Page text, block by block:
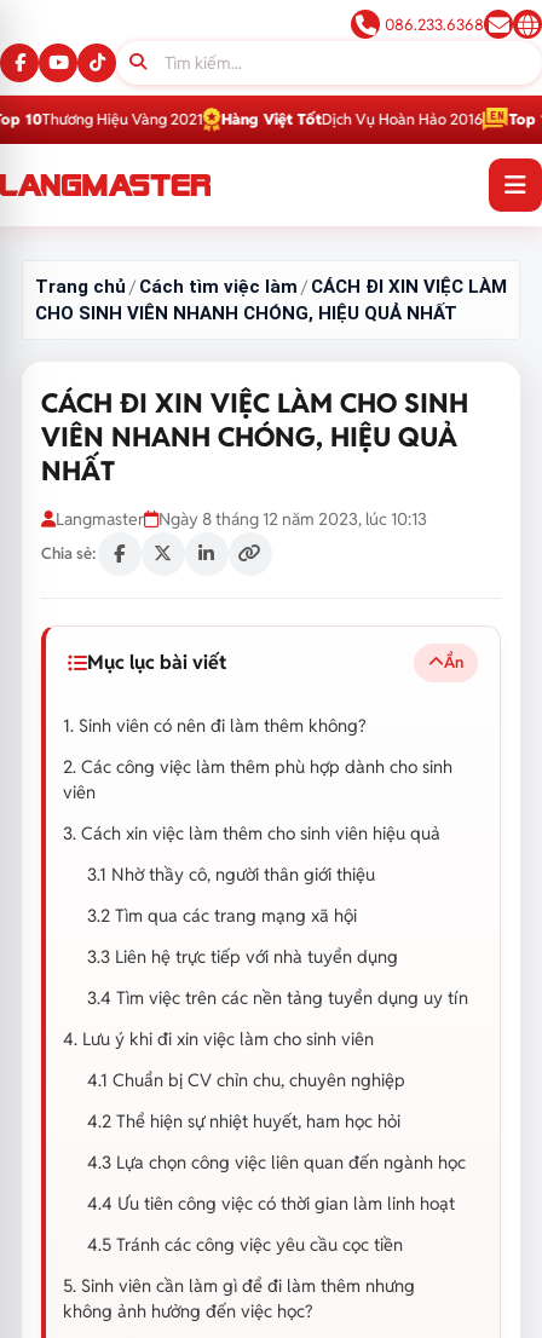
086.233.6368
2021 Hàng Việt TốtDịch Vụ Hoàn Hảo 2016 Top 1Thương Hiệu Giáo
Trang chủ /Cách tìm việc làm /CÁCH ĐI XIN VIỆC LÀM
CHO SINH VIÊN NHANH CHÓNG, HIỆU QUẢ NHẤT
CÁCH ĐI XIN VIỆC LÀM CHO SINH
VIÊN NHANH CHÓNG, HIỆU QUẢ
NHẤT
Langmaster Ngày 8 tháng 12 năm 2023, lúc 10:13
Chia sẻ:
Mục lục bài viết Ẩn
1. Sinh viên có nên đi làm thêm không?
2. Các công việc làm thêm phù hợp dành cho sinh
viên
3. Cách xin việc làm thêm cho sinh viên hiệu quả
3.1 Nhờ thầy cô, người thân giới thiệu
3.2 Tìm qua các trang mạng xã hội
3.3 Liên hệ trực tiếp với nhà tuyển dụng
3.4 Tìm việc trên các nền tảng tuyển dụng uy tín
4. Lưu ý khi đi xin việc làm cho sinh viên
4.1 Chuẩn bị CV chỉn chu, chuyên nghiệp
4.2 Thể hiện sự nhiệt huyết, ham học hỏi
4.3 Lựa chọn công việc liên quan đến ngành học
4.4 Ưu tiên công việc có thời gian làm linh hoạt
4.5 Tránh các công việc yêu cầu cọc tiền
5. Sinh viên cần làm gì để đi làm thêm nhưng
không ảnh hưởng đến việc học?